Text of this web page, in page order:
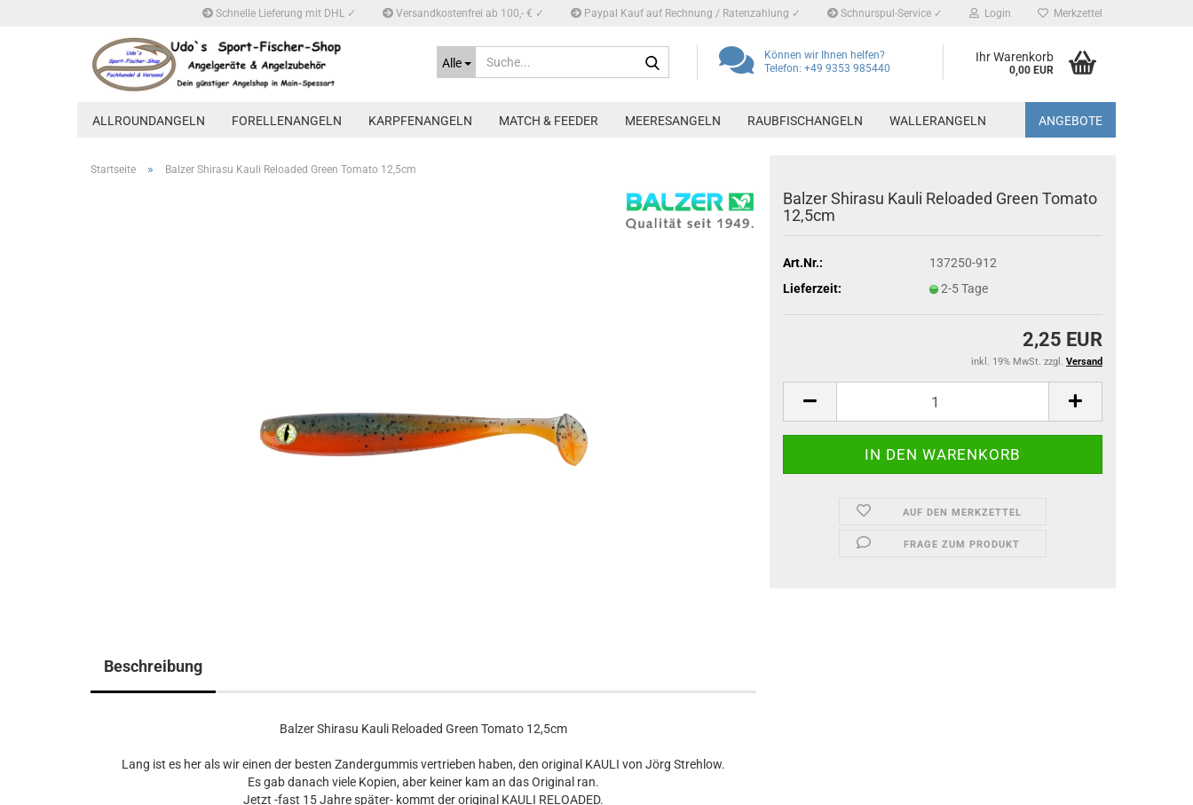
Schnelle Lieferung mit DHL ✓ Versandkostenfrei ab 100,- € ✓ Paypal Kauf auf Rechnung / Ratenzahlung ✓ Schnurspul-Service ✓ Login Merkzettel
Alle
Können wir Ihnen helfen?
Telefon: +49 9353 985440
Ihr Warenkorb
0,00 EUR
ALLROUNDANGELN FORELLENANGELN KARPFENANGELN MATCH & FEEDER MEERESANGELN RAUBFISCHANGELN WALLERANGELN ANGEBOTE
Startseite » Balzer Shirasu Kauli Reloaded Green Tomato 12,5cm
Balzer Shirasu Kauli Reloaded Green Tomato
12,5cm
Art.Nr.:
137250-912
Lieferzeit:
2-5 Tage
2,25 EUR
inkl. 19% MwSt. zzgl. Versand
AUF DEN MERKZETTEL
FRAGE ZUM PRODUKT
Beschreibung
Balzer Shirasu Kauli Reloaded Green Tomato 12,5cm
Lang ist es her als wir einen der besten Zandergummis vertrieben haben, den original KAULI von Jörg Strehlow.
Es gab danach viele Kopien, aber keiner kam an das Original ran.
Jetzt -fast 15 Jahre später- kommt der original KAULI RELOADED.